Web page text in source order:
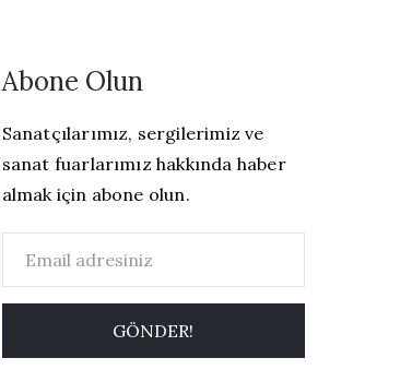
Abone Olun
Sanatçılarımız, sergilerimiz ve
sanat fuarlarımız hakkında haber
almak için abone olun.